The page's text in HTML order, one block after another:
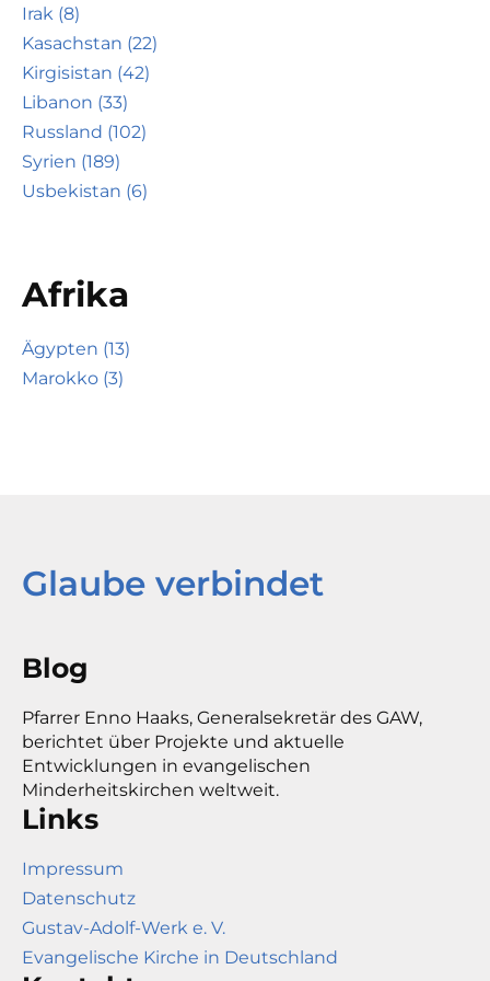
Irak (8)
Kasachstan (22)
Kirgisistan (42)
Libanon (33)
Russland (102)
Syrien (189)
Usbekistan (6)
Afrika
Ägypten (13)
Marokko (3)
Glaube verbindet
Blog
Pfarrer Enno Haaks, Generalsekretär des GAW,
berichtet über Projekte und aktuelle
Entwicklungen in evangelischen
Minderheitskirchen weltweit.
Links
Impressum
Datenschutz
Gustav-Adolf-Werk e. V.
Evangelische Kirche in Deutschland